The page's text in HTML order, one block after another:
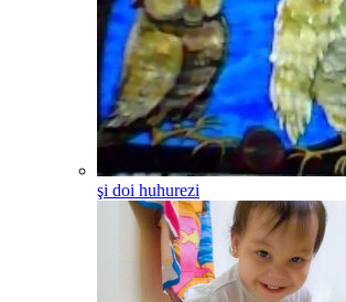
şi doi huhurezi